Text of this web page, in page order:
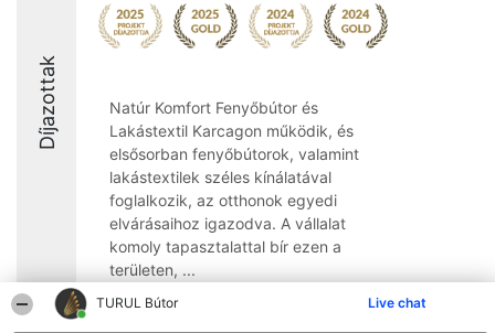
TURUL Bútor Live chat
Díjazottak
Natúr Komfort Fenyőbútor és
Lakástextil Karcagon működik, és
elsősorban fenyőbútorok, valamint
lakástextilek széles kínálatával
foglalkozik, az otthonok egyedi
elvárásaihoz igazodva. A vállalat
komoly tapasztalattal bír ezen a
területen, ...
9.3